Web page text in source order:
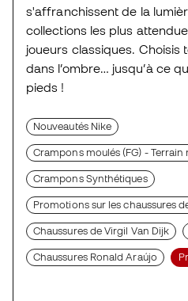
s'affranchissent de la
collections les plus
joueurs classiques. Choisis
dans l’ombre… jusqu’à ce
pieds !
Nouveautés Nike
Crampons moulés (FG) - Terrain
Crampons Synthétiques
Promotions sur les chaussures
Chaussures de Virgil Van Dijk
Chaussures Ronald Araújo